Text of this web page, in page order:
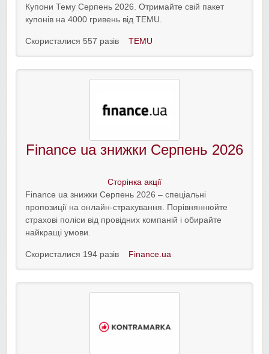
Купони Тему Серпень 2026. Отримайте свій пакет
купонів на 4000 гривень від TEMU.
Скористалися 557 разів TEMU
Finance ua знижки Серпень 2026
Сторінка акції
Finance ua знижки Серпень 2026 – спеціальні
пропозиції на онлайн-страхування. Порівняннюйте
страхові поліси від провідних компаній і обирайте
найкращі умови.
Скористалися 194 разів Finance.ua